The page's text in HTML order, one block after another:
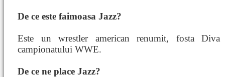
De ce este faimoasa Jazz?
Este un wrestler american renumit, fosta
campionatului WWE.
De ce ne place Jazz?